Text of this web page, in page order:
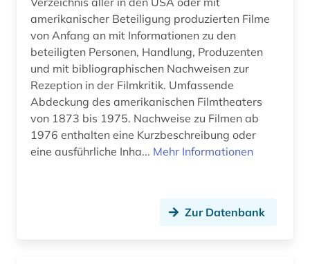
falschmeldung (1)
fashion (1)
feminismus (1)
fernsehanstalt (1)
fernsehen (29)
fernsehforschung (1)
amerikanischer Beteiligung produzierten Filme
von Anfang an mit Informationen zu den
beteiligten Personen, Handlung, Produzenten
und mit bibliographischen Nachweisen zur
Rezeption in der Filmkritik. Umfassende
Abdeckung des amerikanischen Filmtheaters
von 1873 bis 1975. Nachweise zu Filmen ab
1976 enthalten eine Kurzbeschreibung oder
eine ausführliche Inha... Mehr Informationen
Zur Datenbank